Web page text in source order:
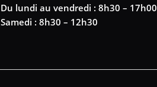
Du lundi au vendredi : 8h30 – 17h00
Samedi : 8h30 – 12h30